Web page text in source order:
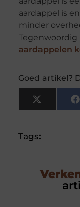
aardappel is
minder
aardappelen
Goed artikel?
X
(Twitter)
Tags: